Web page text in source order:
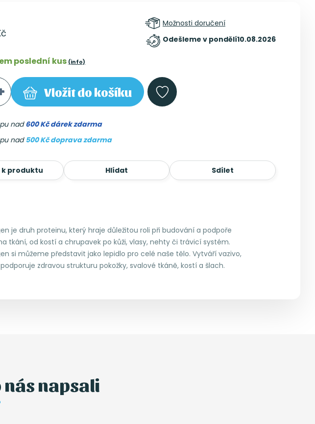
Možnosti doručení
Odešleme v pondělí10.08.2026
poslední kus (info)
Vložitdo košíku
nad600 Kč dárek zdarma
nad 500 Kč doprava zdarma
k produktu Hlídat Sdílet
je druh proteinu, který hraje důležitou roli při budování a podpoře
tkání, od kostí a chrupavek po kůži, vlasy, nehty či trávicí systém.
si můžeme představit jako lepidlo pro celé naše tělo. Vytváří vazivo,
zdravou strukturu pokožky, svalové tkáně, kostí a šlach.
nás napsali